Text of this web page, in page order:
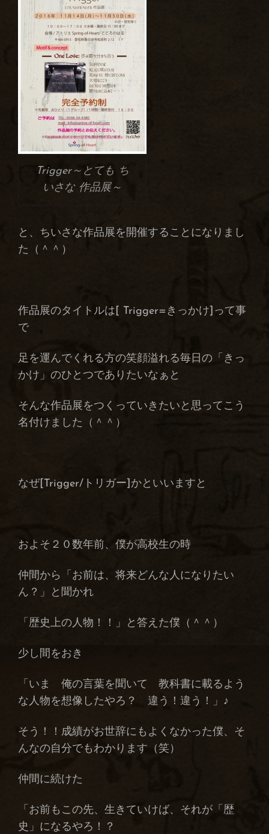
Trigger～とても ち
いさな 作品展～
と、ちいさな作品展を開催することになりまし
た（＾＾）
作品展のタイトルは[ Trigger=きっかけ]って事
で
足を運んでくれる方の笑顔溢れる毎日の「きっ
かけ」のひとつでありたいなぁと
そんな作品展をつくっていきたいと思ってこう
名付けました（＾＾）
なぜ[Trigger/トリガー]かといいますと
およそ２０数年前、僕が高校生の時
仲間から「お前は、将来どんな人になりたい
ん？」と聞かれ
「歴史上の人物！！」と答えた僕（＾＾）
少し間をおき
「いま 俺の言葉を聞いて 教科書に載るよう
な人物を想像したやろ？ 違う！違う！」♪
そう！！成績がお世辞にもよくなかった僕、そ
んなの自分でもわかります（笑）
仲間に続けた
「お前もこの先、生きていけば、それが「歴
史」になるやろ！？